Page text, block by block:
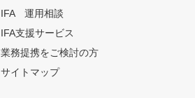
IFA 運用相談
IFA支援サービス
業務提携をご検討の方
サイトマップ